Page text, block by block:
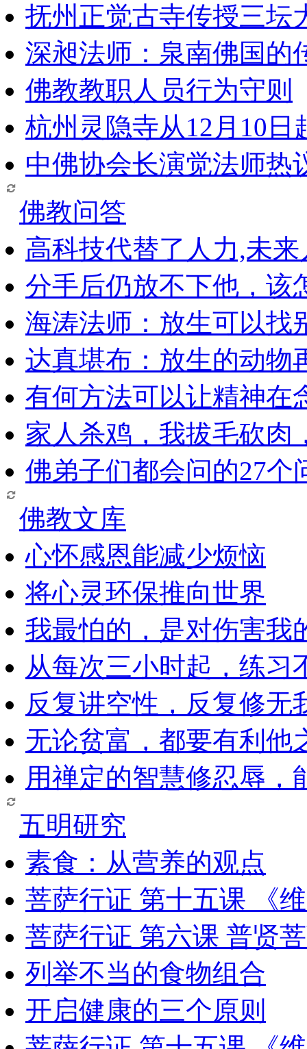
抚州正觉古寺传授三坛
深昶法师：泉南佛国的
佛教教职人员行为守则
杭州灵隐寺从12月10日
中佛协会长演觉法师热
佛教问答
高科技代替了人力,未
分手后仍放不下他，该
海涛法师：放生可以找
达真堪布：放生的动物
有何方法可以让精神在
家人杀鸡，我拔毛砍肉
佛弟子们都会问的27个
佛教文库
心怀感恩能减少烦恼
将心灵环保推向世界
我最怕的，是对伤害我
从每次三小时起，练习
反复讲空性，反复修无
无论贫富，都要有利他
用禅定的智慧修忍辱，
五明研究
素食：从营养的观点
菩萨行证 第十五课 《
菩萨行证 第六课 普贤
列举不当的食物组合
开启健康的三个原则